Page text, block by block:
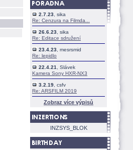
2.7.23 , sika
Re: Cenzura na Filmda...
26.6.23 , sika
Re: Editace sdružení
23.4.23 , mesrsmid
Re: lepidlo
22.4.21
, Slávek
Kamera Sony HXR-NX3
3.2.19 , csfv
Re: ARSFILM 2019
Zobraz více výpisů
INZSYS_BLOK